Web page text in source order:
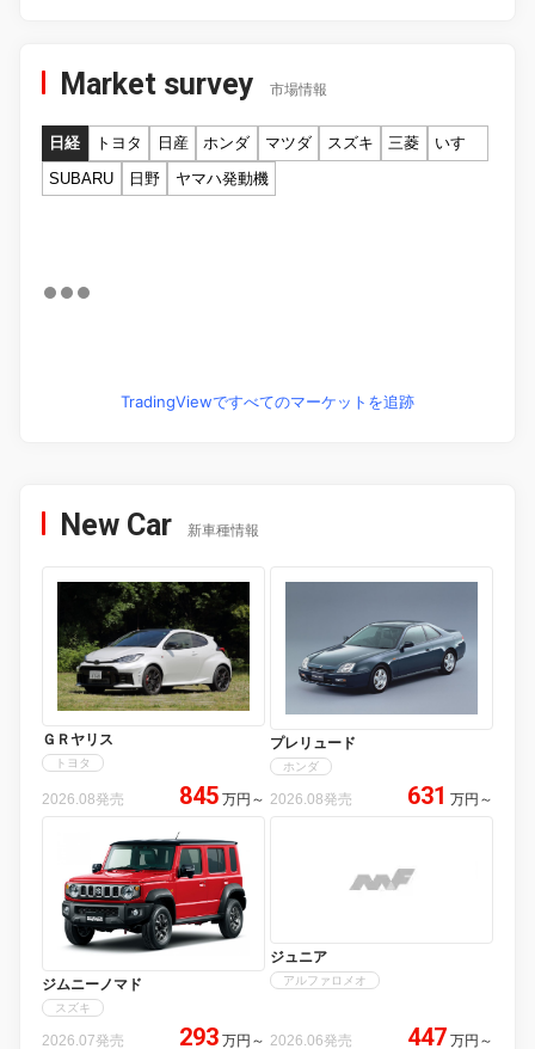
Market survey 市場情報
日経 トヨタ 日産 ホンダ マツダ スズキ 三菱
いすゞ
SUBARU
日野 ヤマハ発動機
TradingViewですべてのマーケットを追跡
New Car 新車種情報
ＧＲヤリス
トヨタ
2026.08発売 845 万円 ～
プレリュード
ホンダ
2026.08発売 631 万円 ～
ジムニーノマド
スズキ
2026.07発売 293 万円 ～
ジュニア
アルファロメオ
2026.06発売 447 万円 ～